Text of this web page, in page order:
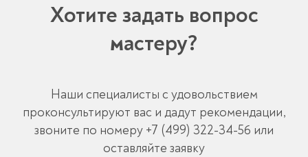
Хотите задать вопрос
мастеру?
Наши специалисты с удовольствием
проконсультируют вас и дадут рекомендации,
звоните по номеру +7 (499) 322-34-56 или
оставляйте заявку